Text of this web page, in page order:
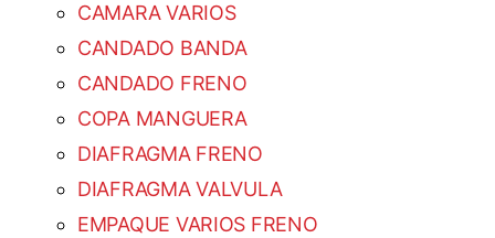
CAMARA VARIOS
CANDADO BANDA
CANDADO FRENO
COPA MANGUERA
DIAFRAGMA FRENO
DIAFRAGMA VALVULA
EMPAQUE VARIOS FRENO